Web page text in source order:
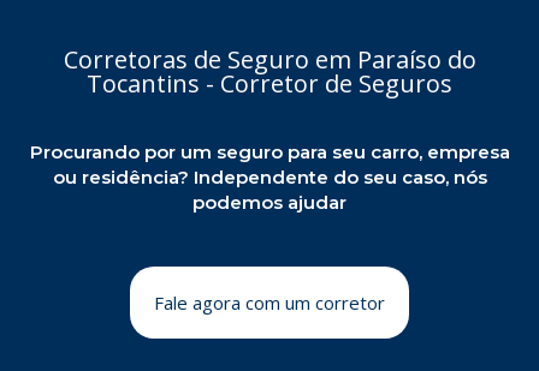
Corretoras de Seguro em Paraíso do
Tocantins - Corretor de Seguros
Procurando por um seguro para seu carro, empresa
ou residência? Independente do seu caso, nós
podemos ajudar
Fale agora com um corretor